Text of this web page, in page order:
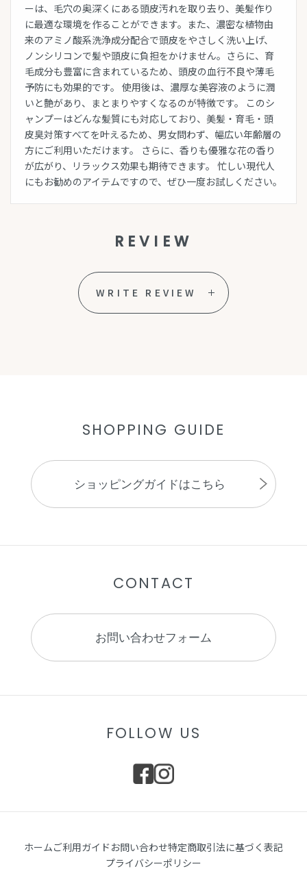
ーは、毛穴の奥深くにある頭皮汚れを取り去り、美髪作り
に最適な環境を作ることができます。また、濃密な植物由
来のアミノ酸系洗浄成分配合で頭皮をやさしく洗い上げ、
ノンシリコンで髪や頭皮に負担をかけません。さらに、育
毛成分も豊富に含まれているため、頭皮の血行不良や薄毛
予防にも効果的です。 使用後は、濃厚な美容液のように潤
いと艶があり、まとまりやすくなるのが特徴です。 このシ
ャンプーはどんな髪質にも対応しており、美髪・育毛・頭
皮臭対策すべてを叶えるため、男女問わず、幅広い年齢層の
方にご利用いただけます。 さらに、香りも優雅な花の香り
が広がり、リラックス効果も期待できます。 忙しい現代人
にもお勧めのアイテムですので、ぜひ一度お試しください。
REVIEW
WRITE REVIEW
SHOPPING GUIDE
ショッピングガイドはこちら
CONTACT
お問い合わせフォーム
FOLLOW US
ホームご利用ガイド お問い合わせ特定商取引法に基づく表記
プライバシーポリシー